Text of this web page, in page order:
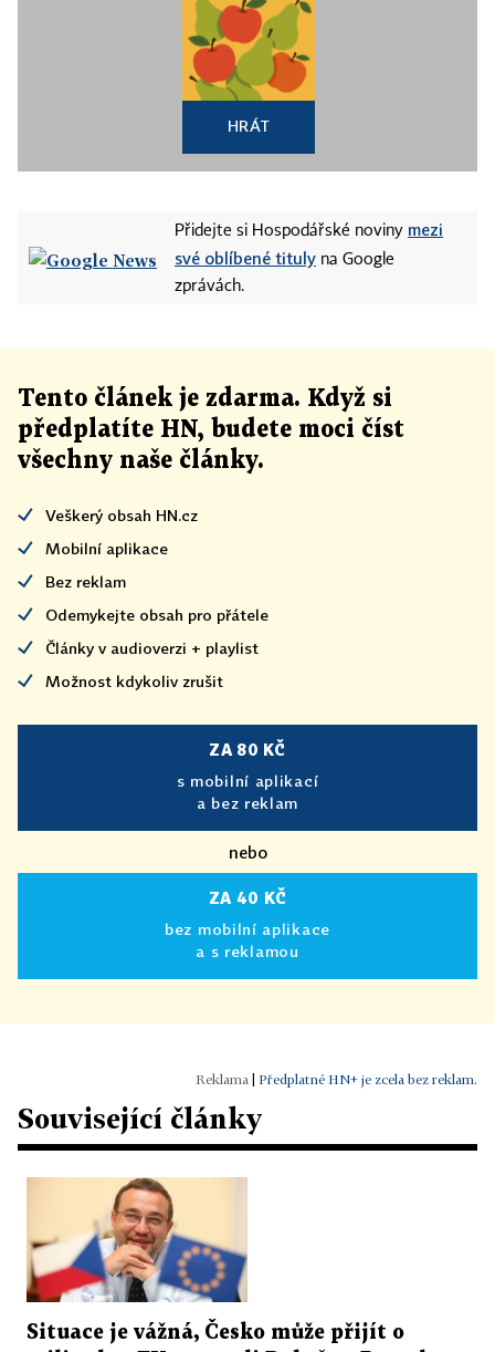
HRÁT
Přidejte si Hospodářské noviny mezi
své oblíbené tituly na Google
zprávách.
Tento článek je zdarma. Když si
předplatíte HN, budete moci číst
všechny naše články.
Veškerý obsah HN.cz
Mobilní aplikace
Bez reklam
Odemykejte obsah pro přátele
Články v audioverzi + playlist
Možnost kdykoliv zrušit
ZA 80 KČ
s mobilní aplikací
a bez reklam
nebo
ZA 40 KČ
bez mobilní aplikace
a s reklamou
Předplatné HN+ je zcela bez reklam.
Související články
Situace je vážná, Česko může přijít o